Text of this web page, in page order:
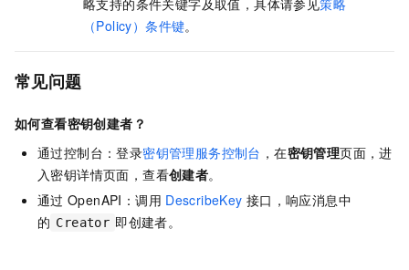
（Policy）条件键。
常见问题
如何查看密钥创建者？
通过控制台：登录密钥管理服务控制台 ，在密钥管理页面，进
入密钥详情页面，查看创建者。
通过 OpenAPI：调用 DescribeKey 接口，响应消息中
的 Creator 即创建者。